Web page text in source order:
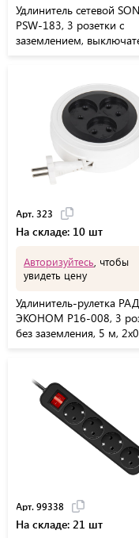
Удлинитель сетевой
PSW-183, 3 розетки c
заземлением,
Арт. 323
На складе: 10 шт
Авторизуйтесь , чтобы
увидеть цену
Удлинитель-рулетка
ЭКОНОМ Р16-008, 3
без заземления, 5 м,
Арт. 99338
На складе: 21 шт